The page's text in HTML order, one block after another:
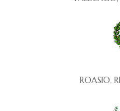
ROASIO,